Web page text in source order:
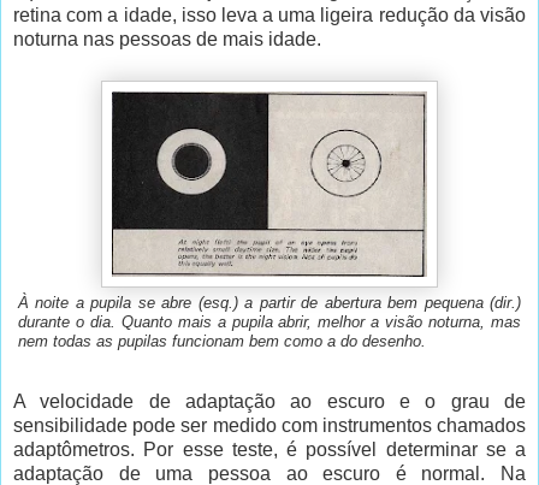
retina com a idade, isso leva a uma ligeira redução da visão
noturna nas pessoas de mais idade.
À noite a pupila se abre (esq.) a partir de abertura bem pequena (dir.)
durante o dia. Quanto mais a pupila abrir, melhor a visão noturna, mas
nem todas as pupilas funcionam bem como a do desenho.
A velocidade de adaptação ao escuro e o grau de
sensibilidade pode ser medido com instrumentos chamados
adaptômetros. Por esse teste, é possível determinar se a
adaptação de uma pessoa ao escuro é normal. Na